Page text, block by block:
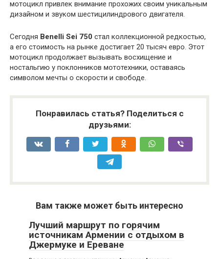
мотоцикл привлек внимание прохожих своим уникальным
дизайном и звуком шестицилиндрового двигателя.
Сегодня Benelli Sei 750 стал коллекционной редкостью,
а его стоимость на рынке достигает 20 тысяч евро. Этот
мотоцикл продолжает вызывать восхищение и
ностальгию у поклонников мототехники, оставаясь
символом мечты о скорости и свободе.
Понравилась статья? Поделиться с
друзьями:
Вам также может быть интересно
Лучший маршрут по горячим
источникам Армении с отдыхом в
Джермуке и Ереване